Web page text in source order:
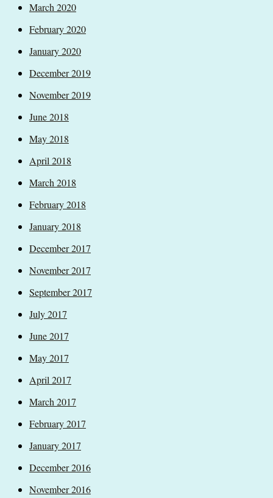
March 2020
February 2020
January 2020
December 2019
November 2019
June 2018
May 2018
April 2018
March 2018
February 2018
January 2018
December 2017
November 2017
September 2017
July 2017
June 2017
May 2017
April 2017
March 2017
February 2017
January 2017
December 2016
November 2016